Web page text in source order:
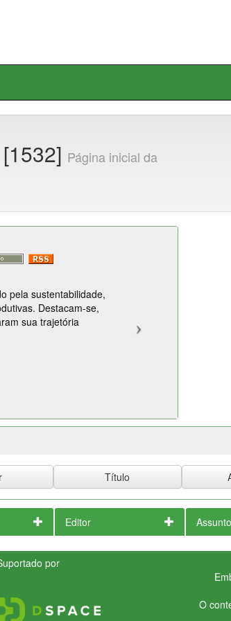
Página inicial da
pela sustentabilidade,
Destacam-se,
sua trajetória
Editor Assunto
por
O